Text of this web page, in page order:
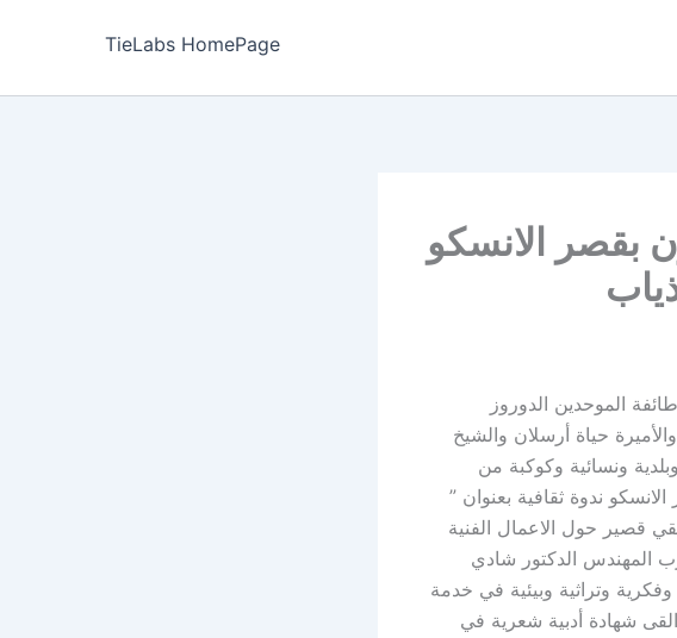
TieLabs HomePage
بقصر الانسكو
الموحدين الدوروز
حياة أرسلان والشيخ
ونسائية وكوكبة من
ندوة ثقافية بعنوان ”
قصير حول الاعمال الفنية
المهندس الدكتور شادي
وتراثية وبيئية في خدمة
شهادة أدبية شعرية في